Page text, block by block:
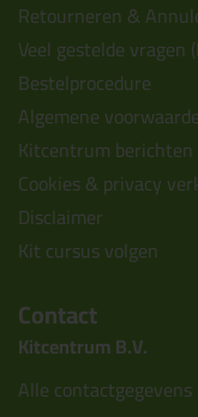
Retourneren &
Veel gestelde vragen
Bestelprocedure
Algemene
Kitcentrum berichten
Cookies & privacy
Disclaimer
Kit cursus volgen
Contact
Kitcentrum B.V.
Alle contactgegevens